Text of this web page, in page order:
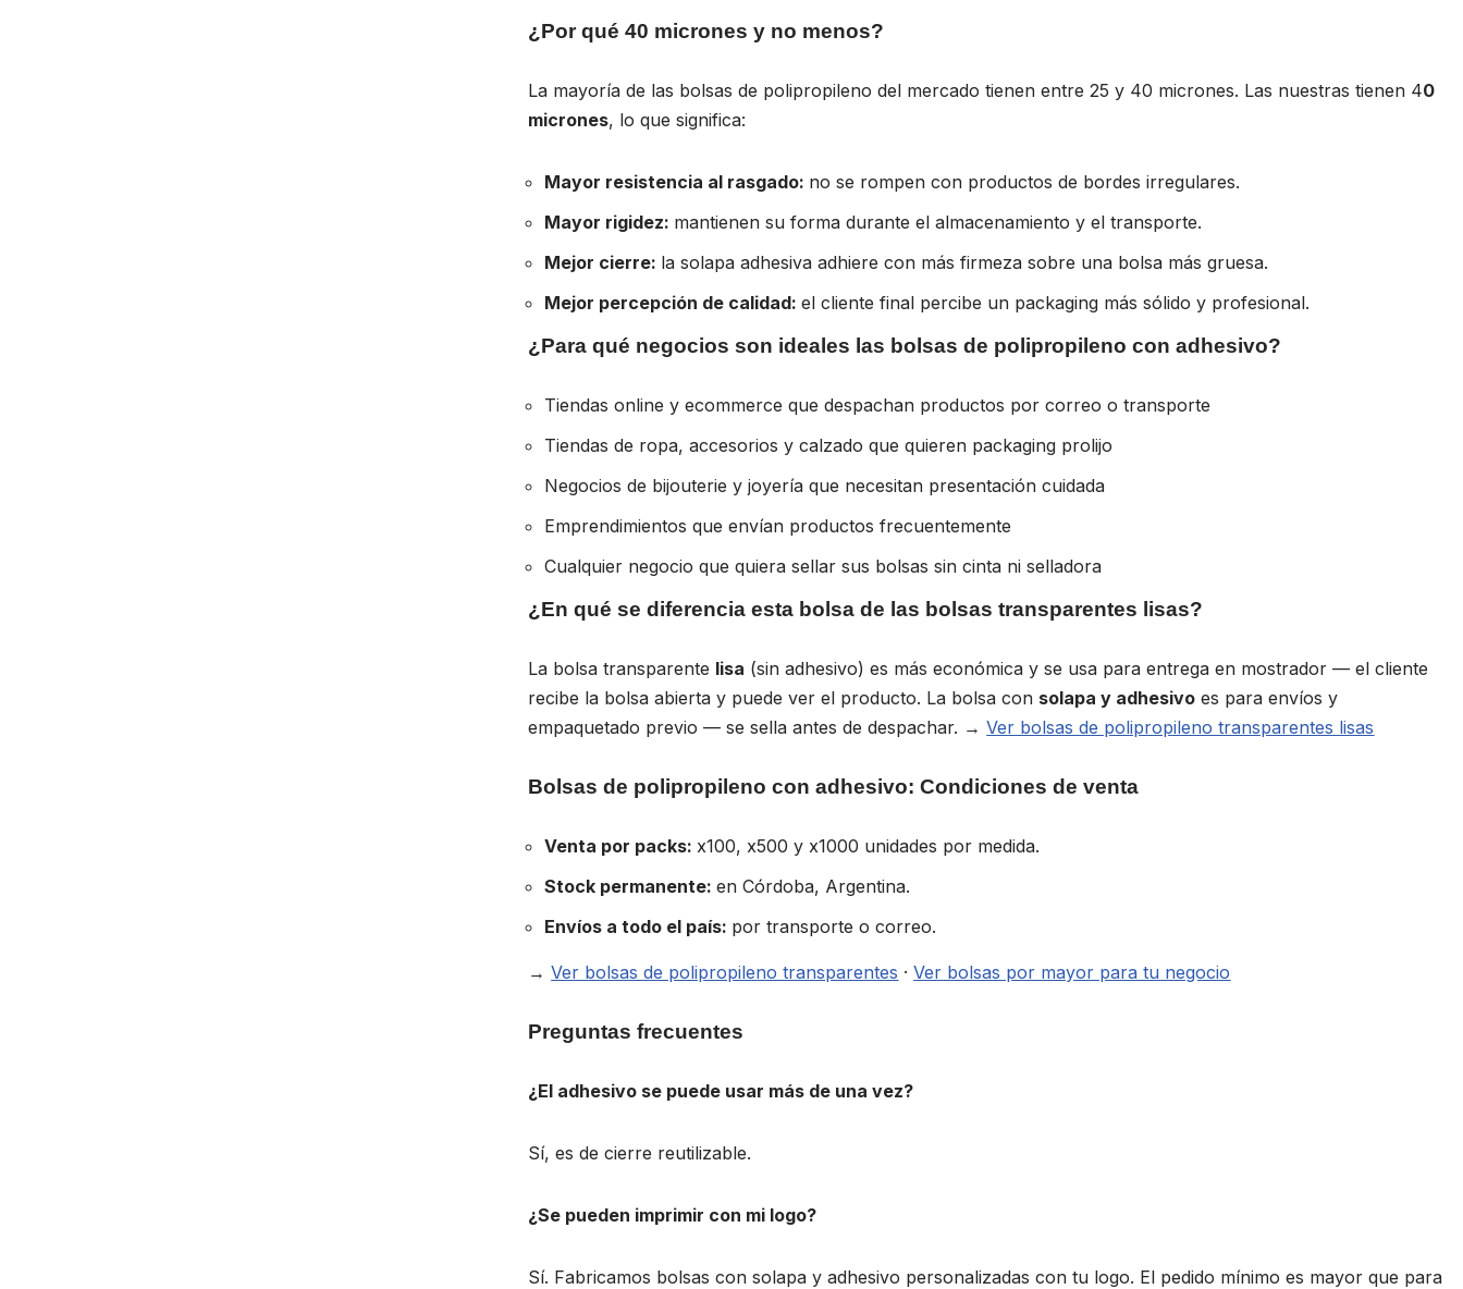
¿Por qué 40 micrones y no menos?
La mayoría de las bolsas de polipropileno del mercado tienen entre 25 y 40 micrones. Las nuestras tienen 40
micrones, lo que significa:
Mayor resistencia al rasgado: no se rompen con productos de bordes irregulares.
Mayor rigidez: mantienen su forma durante el almacenamiento y el transporte.
Mejor cierre: la solapa adhesiva adhiere con más firmeza sobre una bolsa más gruesa.
Mejor percepción de calidad:el cliente final percibe un packaging más sólido y profesional.
¿Para qué negocios son ideales las bolsas de polipropileno con adhesivo?
Tiendas online y ecommerce que despachan productos por correo o transporte
Tiendas de ropa, accesorios y calzado que quieren packaging prolijo
Negocios de bijouterie y joyería que necesitan presentación cuidada
Emprendimientos que envían productos frecuentemente
Cualquier negocio que quiera sellar sus bolsas sin cinta ni selladora
¿En qué se diferencia esta bolsa de las bolsas transparentes lisas?
La bolsa transparente lisa (sin adhesivo) es más económica y se usa para entrega en mostrador — el cliente
recibe la bolsa abierta y puede ver el producto. La bolsa con solapa y adhesivo es para envíos y
empaquetado previo — se sella antes de despachar. →Ver bolsas de polipropileno transparentes lisas
Bolsas de polipropileno con adhesivo: Condiciones de venta
Venta por packs:x100, x500 y x1000 unidades por medida.
Stock permanente:en Córdoba, Argentina.
Envíos a todo el país: por transporte o correo.
→Ver bolsas de polipropileno transparentes ·Ver bolsas por mayor para tu negocio
Preguntas frecuentes
¿El adhesivo se puede usar más de una vez?
Sí, es de cierre reutilizable.
¿Se pueden imprimir con mi logo?
Sí. Fabricamos bolsas con solapa y adhesivo personalizadas con tu logo. El pedido mínimo es mayor que para